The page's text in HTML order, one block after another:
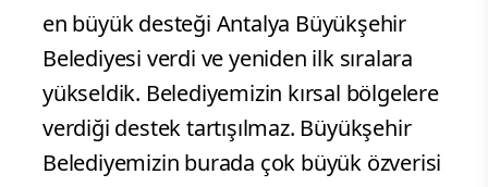
en büyük desteği Antalya Büyükşehir
Belediyesi verdi ve yeniden ilk sıralara
yükseldik. Belediyemizin kırsal bölgelere
verdiği destek tartışılmaz. Büyükşehir
Belediyemizin burada çok büyük özverisi